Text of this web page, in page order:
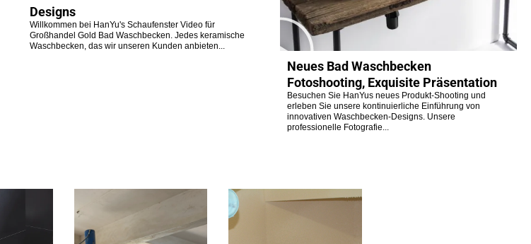
Designs
Willkommen bei HanYu's Schaufenster Video für
Großhandel Gold Bad Waschbecken. Jedes keramische
Waschbecken, das wir unseren Kunden anbieten...
Neues Bad Waschbecken
Fotoshooting, Exquisite Präsentation
Besuchen Sie HanYus neues Produkt-Shooting und
erleben Sie unsere kontinuierliche Einführung von
innovativen Waschbecken-Designs. Unsere
professionelle Fotografie...